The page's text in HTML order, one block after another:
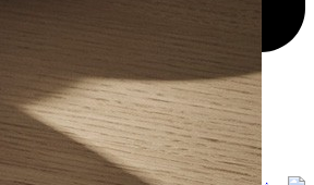
شیشه های دکوراتیو